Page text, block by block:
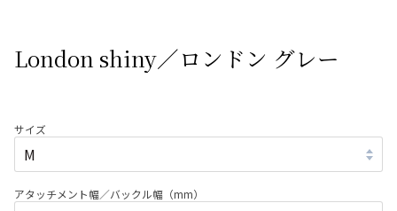
London shiny／ロンドン グレー
サイズ
アタッチメント幅／バックル幅（mm）